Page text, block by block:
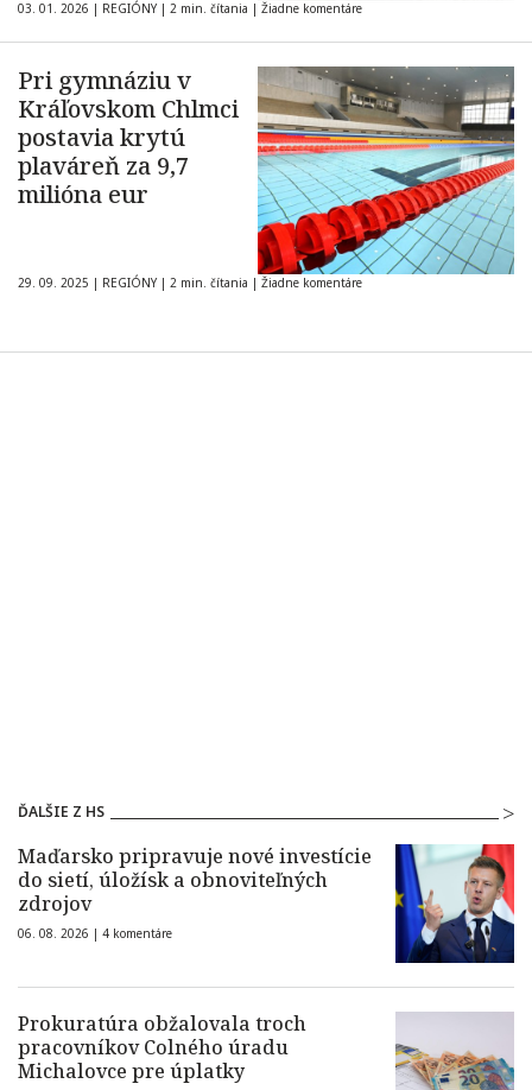
03. 01. 2026 | REGIÓNY | 2 min. čítania | Žiadne komentáre
Pri gymnáziu v
Kráľovskom Chlmci
postavia krytú
plaváreň za 9,7
milióna eur
29. 09. 2025 | REGIÓNY | 2 min. čítania | Žiadne komentáre
ĎALŠIE Z HS
Maďarsko pripravuje nové investície
do sietí, úložísk a obnoviteľných
zdrojov
06. 08. 2026 | 4 komentáre
Prokuratúra obžalovala troch
pracovníkov Colného úradu
Michalovce pre úplatky